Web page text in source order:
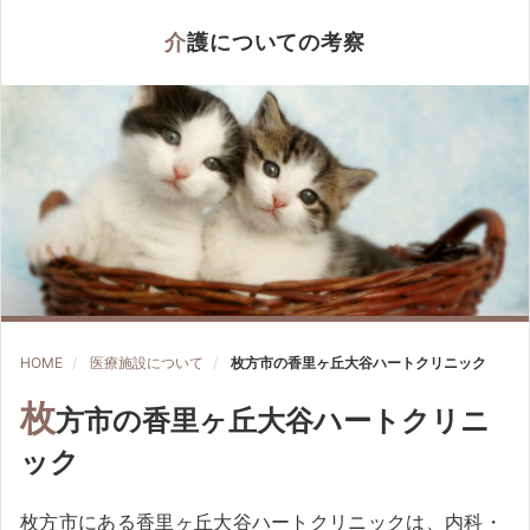
介護についての考察
HOME 医療施設について 枚方市の香里ヶ丘大谷ハートクリニック
枚方市の香里ヶ丘大谷ハートクリニ
ック
枚方市にある香里ヶ丘大谷ハートクリニックは、内科・